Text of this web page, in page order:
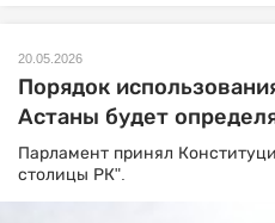
20.05.2026
Порядок
Астаны будет
Парламент принял
столицы РК".